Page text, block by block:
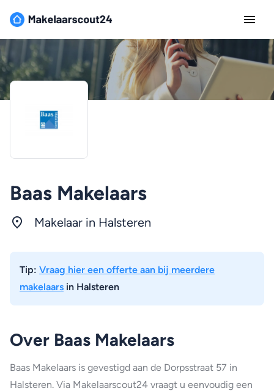
Baas Makelaars
Makelaar in Halsteren
Tip: Vraag hier een offerte aan bij meerdere
makelaars in Halsteren
Over Baas Makelaars
Baas Makelaars is gevestigd aan de Dorpsstraat 57 in
Halsteren. Via Makelaarscout24 vraagt u eenvoudig een